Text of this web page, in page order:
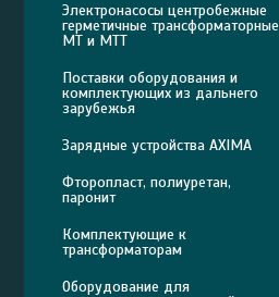
Электронасосы центробежные
герметичные трансформаторные
МТ и МТТ
Поставки оборудования и
комплектующих из дальнего
зарубежья
Зарядные устройства AXIMA
Фторопласт, полиуретан,
паронит
Комплектующие к
трансформаторам
Оборудование для